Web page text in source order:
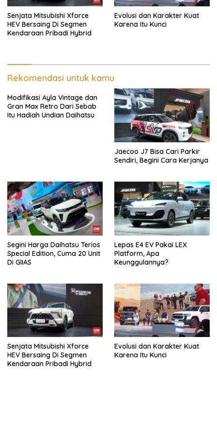
Senjata Mitsubishi Xforce
HEV Bersaing Di Segmen
Kendaraan Pribadi Hybrid
Evolusi dan Karakter Kuat
Karena Itu Kunci
Rekomendasi untuk kamu
Modifikasi Ayla Vintage dan
Gran Max Retro Dari Sebab
Itu Hadiah Undian Daihatsu
Jaecoo J7 Bisa Cari Parkir
Sendiri, Begini Cara Kerjanya
Segini Harga Daihatsu Terios
Special Edition, Cuma 20 Unit
Di GIIAS
Lepas E4 EV Pakai LEX
Platform, Apa
Keunggulannya?
Senjata Mitsubishi Xforce
HEV Bersaing Di Segmen
Kendaraan Pribadi Hybrid
Evolusi dan Karakter Kuat
Karena Itu Kunci